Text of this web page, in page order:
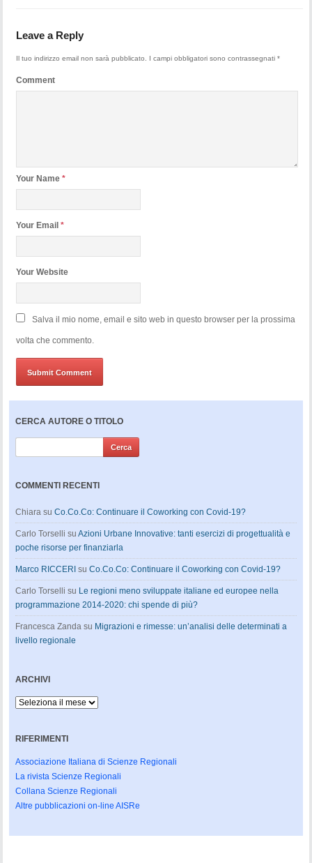
Leave a Reply
Il tuo indirizzo email non sarà pubblicato. I campi obbligatori sono contrassegnati*
Comment
Your Name*
Your Email*
Your Website
Salva il mio nome, email e sito web in questo browser per la prossima
volta che commento.
CERCA AUTORE O TITOLO
COMMENTI RECENTI
Chiarasu Co.Co.Co: Continuare il Coworking con Covid-19?
Carlo Torselli su Azioni Urbane Innovative: tanti esercizi di progettualità e
poche risorse per finanziarla
Marco RICCERI su Co.Co.Co: Continuare il Coworking con Covid-19?
Carlo Torselli su Le regioni meno sviluppate italiane ed europee nella
programmazione 2014-2020: chi spende di più?
Francesca Zandasu Migrazioni e rimesse: un’analisi delle determinati a
livello regionale
ARCHIVI
Archivi
RIFERIMENTI
Associazione Italiana di Scienze Regionali
La rivista Scienze Regionali
Collana Scienze Regionali
Altre pubblicazioni on-line AISRe